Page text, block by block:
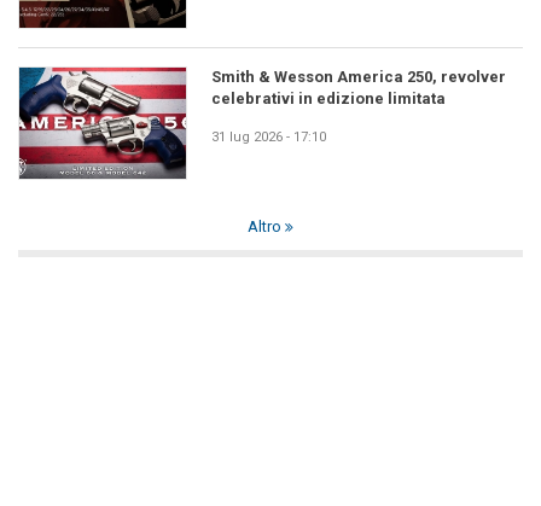
Smith & Wesson America 250, revolver
celebrativi in edizione limitata
31 lug 2026 - 17:10
Altro